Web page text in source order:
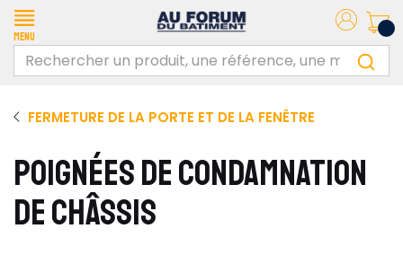
Menu
FERMETURE DE LA PORTE ET DE LA FENÊTRE
POIGNÉES DE CONDAMNATION
DE CHÂSSIS